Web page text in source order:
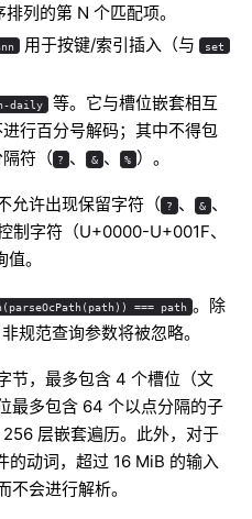
列的第 N 个匹配项。
用于按键/索引插入（与 set
daily
等。它与槽位嵌套相互
行百分号解码；其中不得包
符（ ? 、 & 、 % ）。
允许出现保留字符（ ? 、 & 、
制字符（U+0000-U+001F、
。
=== path 。除
规范查询参数将被忽略。
节，最多包含 4 个槽位（文
最多包含 64 个以点分隔的子
层嵌套遍历。此外，对于
的动词，超过 16 MiB 的输入
会进行解析。